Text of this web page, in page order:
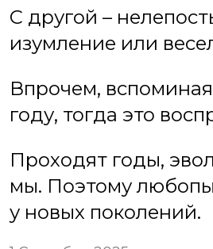
С другой –
изумление или
Впрочем,
году, тогда это
Проходят годы,
мы. Поэтому
у новых поколений.